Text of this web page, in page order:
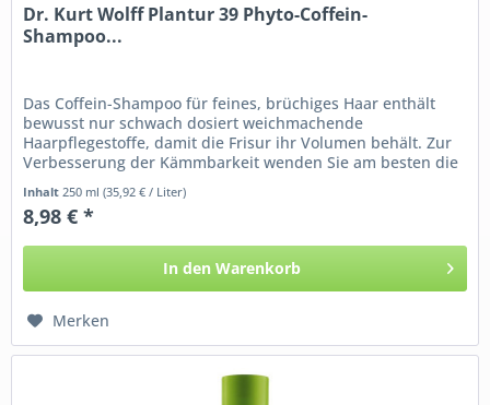
Dr. Kurt Wolff Plantur 39 Phyto-Coffein-
Shampoo...
Das Coffein-Shampoo für feines, brüchiges Haar enthält
bewusst nur schwach dosiert weichmachende
Haarpflegestoffe, damit die Frisur ihr Volumen behält. Zur
Verbesserung der Kämmbarkeit wenden Sie am besten die
Inhalt 250 ml(35,92 € / Liter)
8,98 € *
In den Warenkorb
Merken